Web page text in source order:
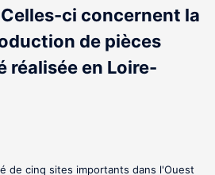
ci concernent la
de pièces
réalisée en Loire-
de cinq sites importants dans l'Ouest